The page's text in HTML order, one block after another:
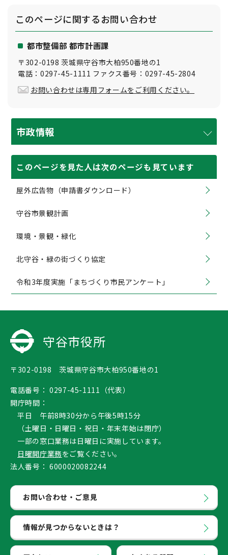
このページに関するお問い合わせ
都市整備部 都市計画課
〒302-0198 茨城県守谷市大柏950番地の1
電話：0297-45-1111 ファクス番号：0297-45-2804
お問い合わせは専用フォームをご利用ください。
市政情報
このページを見た人は次のページも見ています
屋外広告物（申請書ダウンロード）
守谷市景観計画
環境・景観・緑化
北守谷・緑の街づくり協定
令和3年度実施「まちづくり市民アンケート」
守谷市役所
〒302-0198 茨城県守谷市大柏950番地の1
電話番号： 0297-45-1111（代表）
開庁時間：
平日 午前8時30分から午後5時15分
（土曜日・日曜日・祝日・年末年始は閉庁）
一部の窓口業務は日曜日に実施しています。
日曜開庁業務をご覧ください。
法人番号： 6000020082244
お問い合わせ・ご意見
情報が見つからないときは？